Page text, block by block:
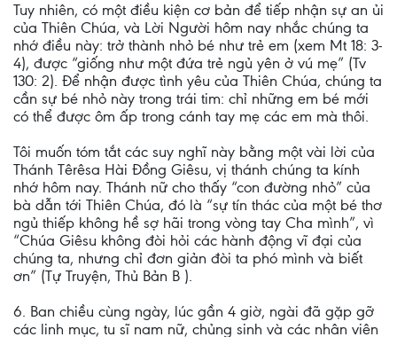
Tuy nhiên, có một điều kiện cơ bản để tiếp nhận sự an ủi
của Thiên Chúa, và Lời Người hôm nay nhắc chúng ta
nhớ điều này: trở thành nhỏ bé như trẻ em (xem Mt 18: 3-
4), được “giống như một đứa trẻ ngủ yên ở vú mẹ” (Tv
130: 2). Để nhận được tình yêu của Thiên Chúa, chúng ta
cần sự bé nhỏ này trong trái tim: chỉ những em bé mới
có thể được ôm ấp trong cánh tay mẹ các em mà thôi.
Tôi muốn tóm tắt các suy nghĩ này bằng một vài lời của
Thánh Têrêsa Hài Đồng Giêsu, vị thánh chúng ta kính
nhớ hôm nay. Thánh nữ cho thấy “con đường nhỏ” của
bà dẫn tới Thiên Chúa, đó là “sự tín thác của một bé thơ
ngủ thiếp không hề sợ hãi trong vòng tay Cha mình”, vì
“Chúa Giêsu không đòi hỏi các hành động vĩ đại của
chúng ta, nhưng chỉ đơn giản đòi ta phó mình và biết
ơn” (Tự Truyện, Thủ Bản B ).
6. Ban chiều cùng ngày, lúc gần 4 giờ, ngài đã gặp gỡ
các linh mục, tu sĩ nam nữ, chủng sinh và các nhân viên